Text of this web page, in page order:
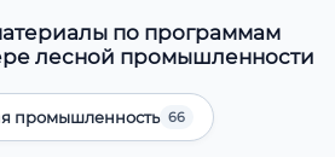
по программам
лесной промышленности
промышленность 66